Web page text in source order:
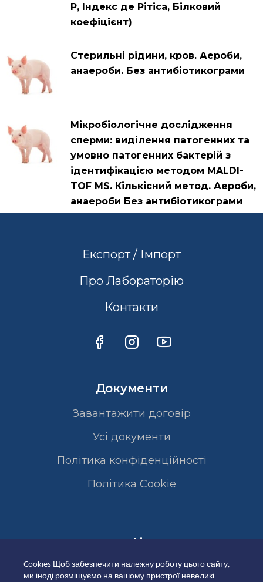
Р, Індекс де Рітіса, Білковий
коефіцієнт)
Стерильні рідини, кров. Аероби,
анаероби. Без антибіотикограми
Мікробіологічне дослідження
сперми: виділення патогенних та
умовно патогенних бактерій з
ідентифікацією методом MALDI-
TOF MS. Кількісний метод. Аероби,
анаероби Без антибіотикограми
Експорт / Імпорт
Про Лабораторію
Контакти
Документи
Завантажити договір
Усі документи
Політика конфіденційності
Полiтика Cookie
Сертифікати
Cookies Щоб забезпечити належну роботу цього сайту,
ми іноді розміщуємо на вашому пристрої невеликі